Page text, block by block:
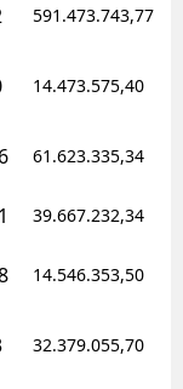
591.473.743,77
14.473.575,40
61.623.335,34
39.667.232,34
14.546.353,50
32.379.055,70